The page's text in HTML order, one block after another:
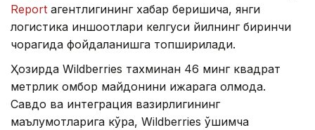
Report агентлигининг хабар беришича, янги
логистика иншоотлари келгуси йилнинг биринчи
чорагида фойдаланишга топширилади.
Ҳозирда Wildberries тахминан 46 минг квадрат
метрлик омбор майдонини ижарага олмоқда.
Савдо ва интеграция вазирлигининг
маълумотларига кўра, Wildberries қўшимча